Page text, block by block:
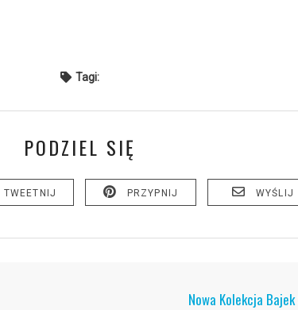
Tagi:
PODZIEL SIĘ
TWEETNIJ PRZYPNIJ WYŚLIJ
Nowa Kolekcja